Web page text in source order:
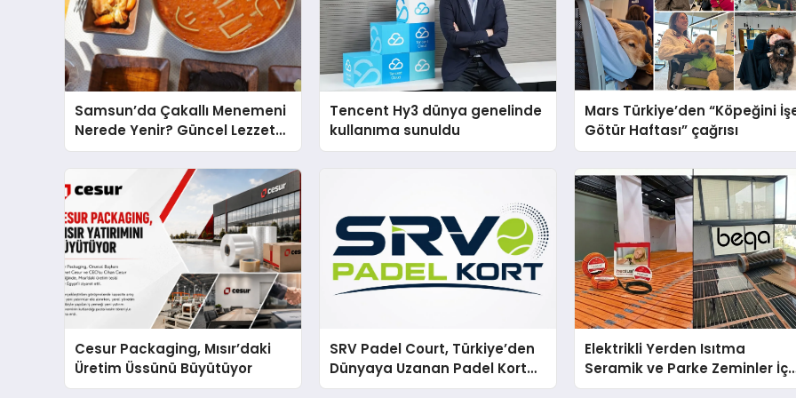
Samsun’da Çakallı Menemeni
Nerede Yenir? Güncel Lezzet
Rehberi
Tencent Hy3 dünya genelinde
kullanıma sunuldu
Mars Türkiye’den “Köpeğini
Götür Haftası” çağrısı
Cesur Packaging, Mısır’daki
Üretim Üssünü Büyütüyor
SRV Padel Court, Türkiye’den
Dünyaya Uzanan Padel Kort
Üretiminde Güvenin Adresi
Elektrikli Yerden Isıtma
Seramik ve Parke Zeminler
En Verimli Çözümler